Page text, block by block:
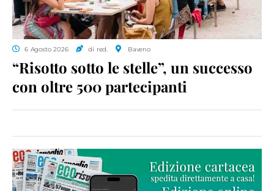
6 Agosto 2026 di red. Baveno
“Risotto sotto le stelle”, un successo
con oltre 500 partecipanti